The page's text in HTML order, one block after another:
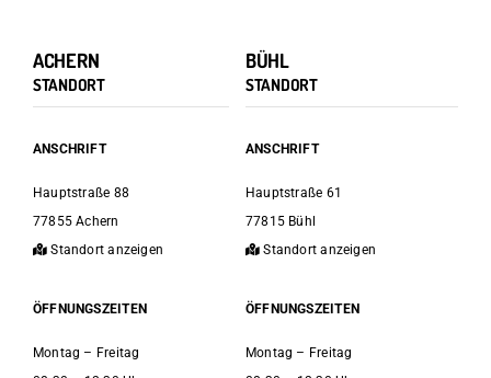
ACHERN
STANDORT
ANSCHRIFT
Hauptstraße 88
77855 Achern
Standort anzeigen
ÖFFNUNGSZEITEN
Montag – Freitag
BÜHL
STANDORT
ANSCHRIFT
Hauptstraße 61
77815 Bühl
Standort anzeigen
ÖFFNUNGSZEITEN
Montag – Freitag